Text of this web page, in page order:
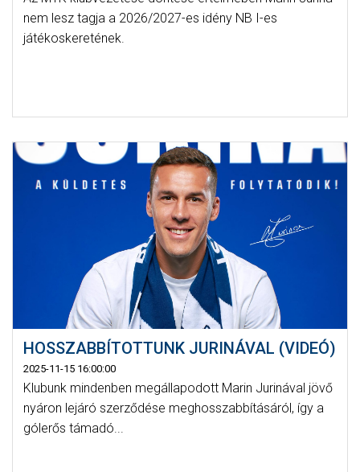
nem lesz tagja a 2026/2027-es idény NB I-es
játékoskeretének.
HOSSZABBÍTOTTUNK JURINÁVAL (VIDEÓ)
2025-11-15 16:00:00
Klubunk mindenben megállapodott Marin Jurinával jövő
nyáron lejáró szerződése meghosszabbításáról, így a
gólerős támadó...